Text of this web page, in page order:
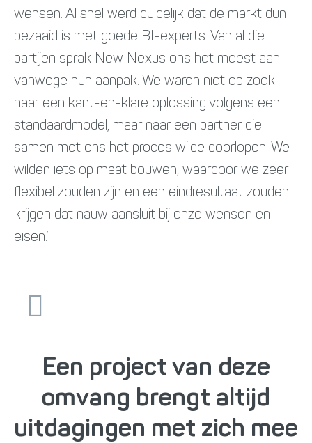
wensen. Al snel werd duidelijk dat de markt dun
bezaaid is met goede BI-experts. Van al die
partijen sprak New Nexus ons het meest aan
vanwege hun aanpak. We waren niet op zoek
naar een kant-en-klare oplossing volgens een
standaardmodel, maar naar een partner die
samen met ons het proces wilde doorlopen. We
wilden iets op maat bouwen, waardoor we zeer
flexibel zouden zijn en een eindresultaat zouden
krijgen dat nauw aansluit bij onze wensen en
eisen.’
Een project van deze
omvang brengt altijd
uitdagingen met zich mee